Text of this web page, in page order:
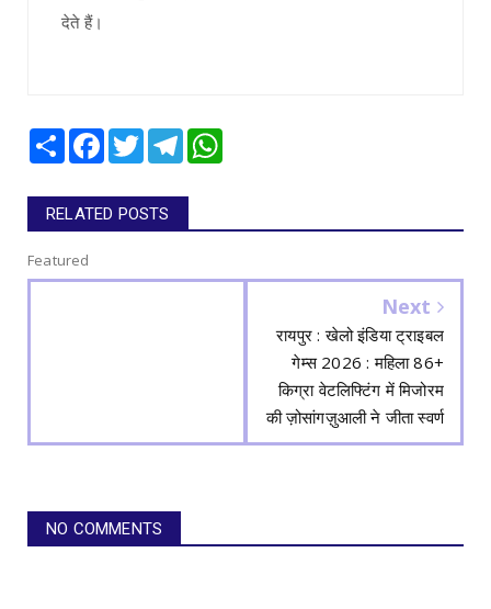
देते हैं।
Share Facebook
TwitterTelegram
RELATED POSTS
Featured
Next
रायपुर : खेलो इंडिया ट्राइबल
गेम्स 2026 : महिला 86+
किग्रा वेटलिफ्टिंग में मिजोरम
की ज़ोसांगज़ुआली ने जीता स्वर्ण
NO COMMENTS